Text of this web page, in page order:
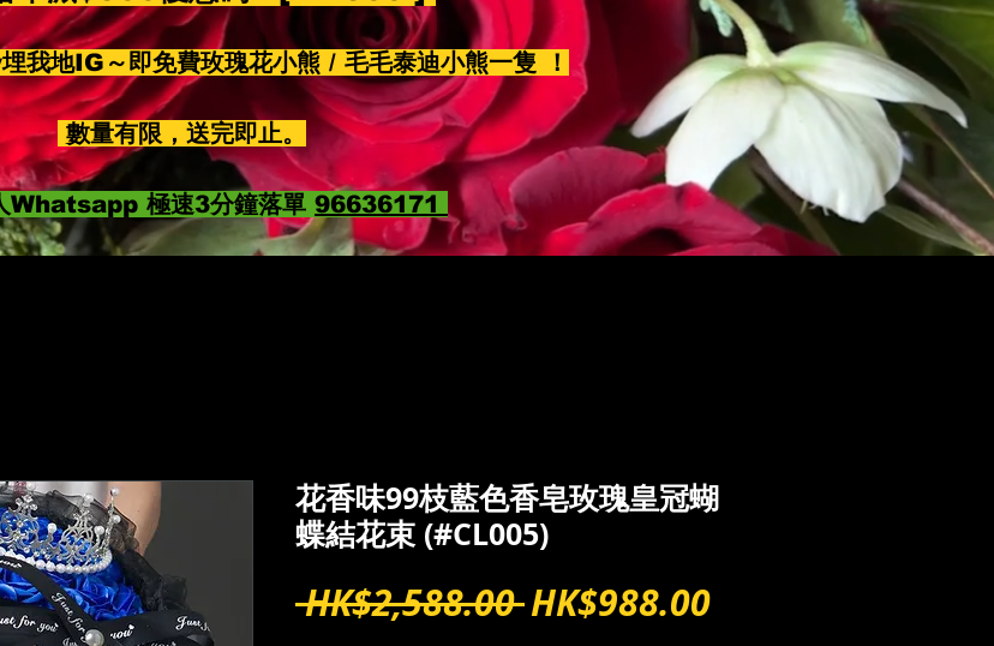
我地IG～即免費玫瑰花小熊 / 毛毛泰迪小熊一隻 ！
數量有限，送完即止。
Whatsapp 極速3分鐘落單 96636171
花香味99枝藍色香皂玫瑰皇冠蝴
蝶結花束 (#CL005)
HK$2,588.00 一
HK$988.00促